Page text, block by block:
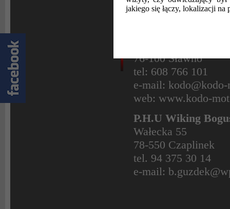
jakiego się łączy, lokalizacji na
e-mail:
76-100 Sławno
tel: 608 766 101
e-mail:
web: www.kodo-
P.H.U Wiking
Wałecka 55
78-550 Czaplinek
tel. 94 375 30 14
e-mail: